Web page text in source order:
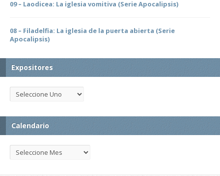
09 – Laodicea: La iglesia vomitiva (Serie Apocalipsis)
08 – Filadelfia: La iglesia de la puerta abierta (Serie
Apocalipsis)
Expositores
Calendario